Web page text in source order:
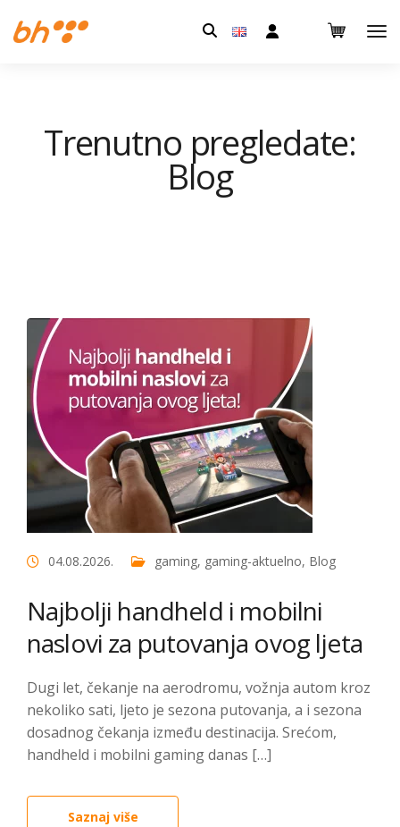
Pretraga:
Trenutno pregledate:
Blog
04.08.2026. gaming, gaming-aktuelno, Blog
Najbolji handheld i mobilni
naslovi za putovanja ovog ljeta
Dugi let, čekanje na aerodromu, vožnja autom kroz
nekoliko sati, ljeto je sezona putovanja, a i sezona
dosadnog čekanja između destinacija. Srećom,
handheld i mobilni gaming danas […]
Saznaj više